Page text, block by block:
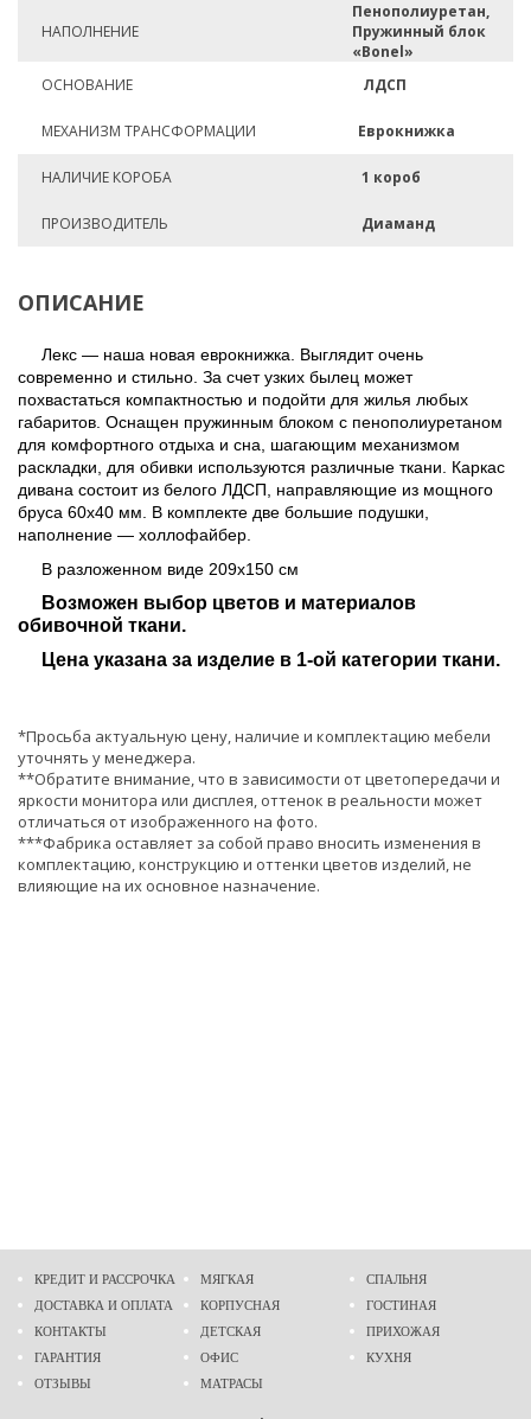
НАПОЛНЕНИЕ
Пенополиуретан,
Пружинный блок
«Bonel»
ОСНОВАНИЕ
ЛДСП
МЕХАНИЗМ ТРАНСФОРМАЦИИ Еврокнижка
НАЛИЧИЕ КОРОБА 1 короб
ПРОИЗВОДИТЕЛЬ Диаманд
ОПИСАНИЕ
Лекс — наша новая еврокнижка. Выглядит очень
современно и стильно. За счет узких былец может
похвастаться компактностью и подойти для жилья любых
габаритов. Оснащен пружинным блоком с пенополиуретаном
для комфортного отдыха и сна, шагающим механизмом
раскладки, для обивки используются различные ткани. Каркас
дивана состоит из белого ЛДСП, направляющие из мощного
бруса 60х40 мм. В комплекте две большие подушки,
наполнение — холлофайбер.
В разложенном виде 209х150 см
Возможен выбор цветов и материалов
обивочной ткани.
Цена указана за изделие в 1-ой категории ткани.
*Просьба актуальную цену, наличие и комплектацию мебели
уточнять у менеджера.
**Обратите внимание, что в зависимости от цветопередачи и
яркости монитора или дисплея, оттенок в реальности может
отличаться от изображенного на фото.
***Фабрика оставляет за собой право вносить изменения в
комплектацию, конструкцию и оттенки цветов изделий, не
влияющие на их основное назначение.
КРЕДИТ И РАССРОЧКА
ДОСТАВКА И ОПЛАТА
КОНТАКТЫ
ГАРАНТИЯ
ОТЗЫВЫ
МЯГКАЯ
КОРПУСНАЯ
ДЕТСКАЯ
ОФИС
МАТРАСЫ
СПАЛЬНЯ
ГОСТИНАЯ
ПРИХОЖАЯ
КУХНЯ